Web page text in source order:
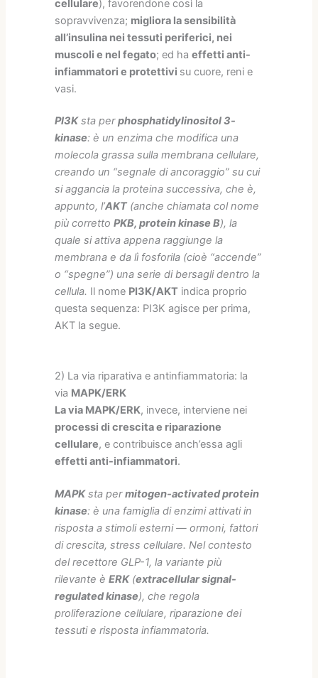
cellulare), favorendone così la
sopravvivenza; migliora la sensibilità
all’insulina nei tessuti periferici, nei
muscoli e nel fegato; ed haeffetti anti-
infiammatori e protettivi su cuore, reni e
vasi.
PI3Ksta perphosphatidylinositol 3-
kinase: è un enzima che modifica una
molecola grassa sulla membrana cellulare,
creando un “segnale di ancoraggio” su cui
si aggancia la proteina successiva, che è,
appunto, l’AKT (anche chiamata col nome
più correttoPKB, protein kinase B), la
quale si attiva appena raggiunge la
membrana e da lì fosforila (cioè “accende”
o “spegne”) una serie di bersagli dentro la
cellula. Il nome PI3K/AKT indica proprio
questa sequenza: PI3K agisce per prima,
AKT la segue.
2) La via riparativa e antinfiammatoria: la
via MAPK/ERK
La via MAPK/ERK, invece, interviene nei
processi di crescita e riparazione
cellulare, e contribuisce anch’essa agli
effetti anti-infiammatori.
MAPKsta permitogen-activated protein
kinase: è una famiglia di enzimi attivati in
risposta a stimoli esterni — ormoni, fattori
di crescita, stress cellulare. Nel contesto
del recettore GLP-1, la variante più
rilevante èERK(extracellular signal-
regulated kinase), che regola
proliferazione cellulare, riparazione dei
tessuti e risposta infiammatoria.